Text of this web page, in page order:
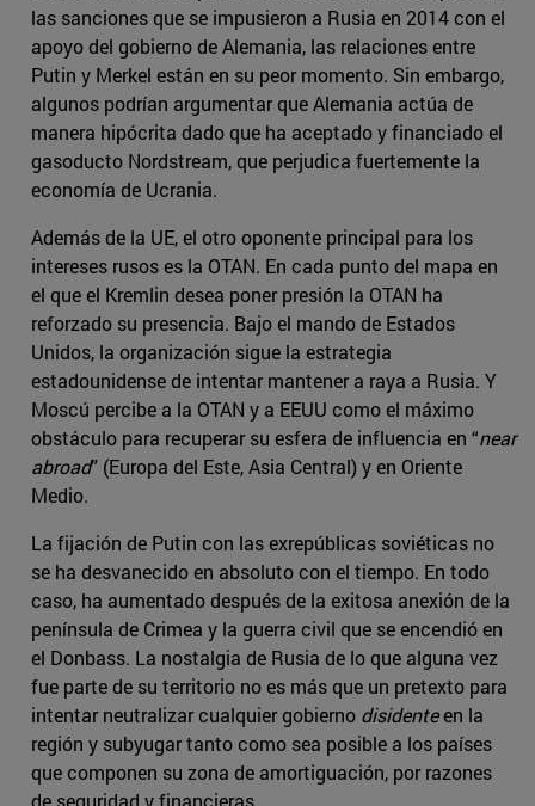
las sanciones que se impusieron a Rusia en 2014 con el
apoyo del gobierno de Alemania, las relaciones entre
Putin y Merkel están en su peor momento. Sin embargo,
algunos podrían argumentar que Alemania actúa de
manera hipócrita dado que ha aceptado y financiado el
gasoducto Nordstream, que perjudica fuertemente la
economía de Ucrania.
Además de la UE, el otro oponente principal para los
intereses rusos es la OTAN. En cada punto del mapa en
el que el Kremlin desea poner presión la OTAN ha
reforzado su presencia. Bajo el mando de Estados
Unidos, la organización sigue la estrategia
estadounidense de intentar mantener a raya a Rusia. Y
Moscú percibe a la OTAN y a EEUU como el máximo
obstáculo para recuperar su esfera de influencia en “near
abroad” (Europa del Este, Asia Central) y en Oriente
Medio.
La fijación de Putin con las exrepúblicas soviéticas no
se ha desvanecido en absoluto con el tiempo. En todo
caso, ha aumentado después de la exitosa anexión de la
península de Crimea y la guerra civil que se encendió en
el Donbass. La nostalgia de Rusia de lo que alguna vez
fue parte de su territorio no es más que un pretexto para
intentar neutralizar cualquier gobierno disidenteen la
región y subyugar tanto como sea posible a los países
que componen su zona de amortiguación, por razones